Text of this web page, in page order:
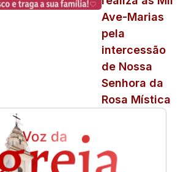
Ave-Marias
pela
intercessão
de Nossa
Senhora da
Rosa Mística